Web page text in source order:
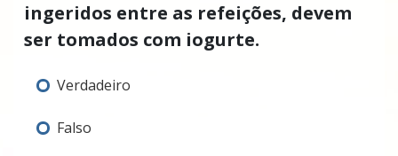
ingeridos entre as refeições, devem
ser tomados com iogurte.
Verdadeiro
Falso